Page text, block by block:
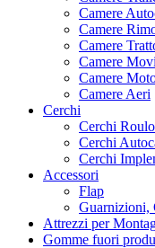
Camere
Camere
Camere
Camere
Camere
Camere Aeri
Cerchi
Cerchi
Cerchi
Cerchi
Accessori
Flap
Guarnizioni,
Attrezzi per
Gomme fuori